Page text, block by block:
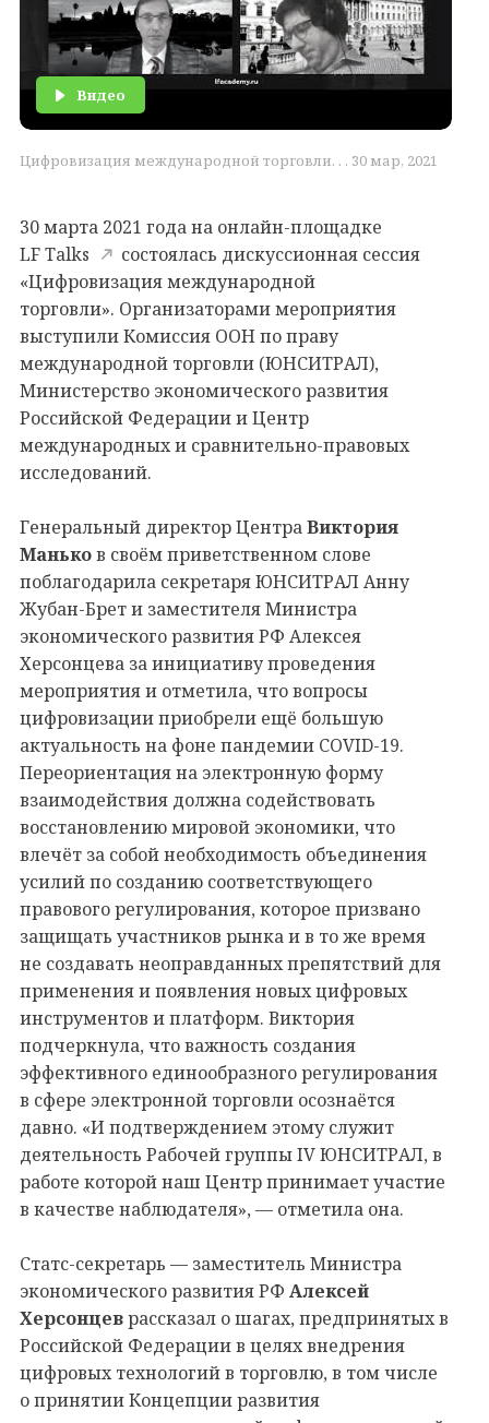
Видео
Цифровизация международной торговли. . . 30 мар, 2021
30 марта 2021 года на онлайн-площадке
LF Talks
состоялась дискуссионная сессия
«Цифровизация международной
торговли». Организаторами мероприятия
выступили Комиссия ООН по праву
международной торговли (ЮНСИТРАЛ),
Министерство экономического развития
Российской Федерации и Центр
международных и сравнительно-правовых
исследований.
Генеральный директор ЦентраВиктория
Маньков своём приветственном слове
поблагодарила секретаря ЮНСИТРАЛ Анну
Жубан-Брет и заместителя Министра
экономического развития РФ Алексея
Херсонцева за инициативу проведения
мероприятия и отметила, что вопросы
цифровизации приобрели ещё большую
актуальность на фоне пандемии COVID-19.
Переориентация на электронную форму
взаимодействия должна содействовать
восстановлению мировой экономики, что
влечёт за собой необходимость объединения
усилий по созданию соответствующего
правового регулирования, которое призвано
защищать участников рынка и в то же время
не создавать неоправданных препятствий для
применения и появления новых цифровых
инструментов и платформ. Виктория
подчеркнула, что важность создания
эффективного единообразного регулирования
в сфере электронной торговли осознаётся
давно. «И подтверждением этому служит
деятельность Рабочей группы IV ЮНСИТРАЛ, в
работе которой наш Центр принимает участие
в качестве наблюдателя», — отметила она.
Статс-секретарь — заместитель Министра
экономического развития РФ Алексей
Херсонцеврассказал о шагах, предпринятых в
Российской Федерации в целях внедрения
цифровых технологий в торговлю, в том числе
о принятии Концепции развития